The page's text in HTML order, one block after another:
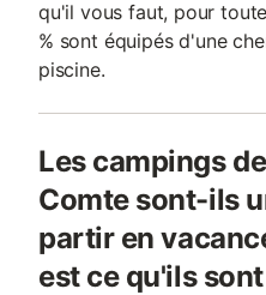
qu'il vous faut, pour
% sont équipés d'une
piscine.
Les campings
Comte sont-ils
partir en
est ce qu'ils